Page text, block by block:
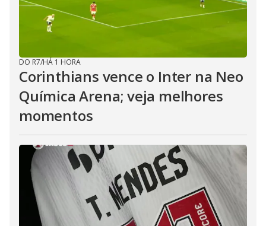
DO R7/HÁ 1 HORA
Corinthians vence o Inter na Neo
Química Arena; veja melhores
momentos